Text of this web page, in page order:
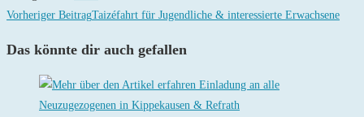
Weitere
Vorheriger BeitragTaizéfahrt für Jugendliche & interessierte Erwachsene
Das könnte dir auch gefallen